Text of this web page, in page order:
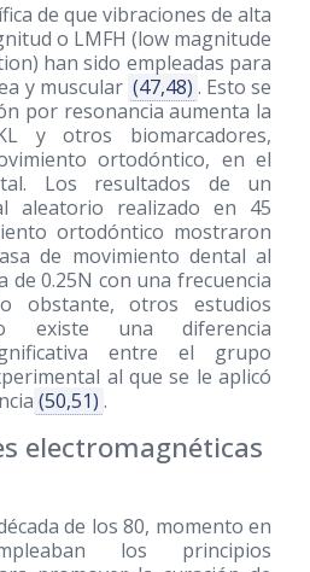
de que vibraciones de alta
o LMFH (low magnitude
han sido empleadas para
y muscular (47,48) . Esto se
por resonancia aumenta la
y otros biomarcadores,
ortodóntico, en el
Los resultados de un
aleatorio realizado en 45
ortodóntico mostraron
de movimiento dental al
de 0.25N con una frecuencia
obstante, otros estudios
existe una diferencia
entre el grupo
al que se le aplicó
(50,51) .
electromagnéticas
de los 80, momento en
los principios